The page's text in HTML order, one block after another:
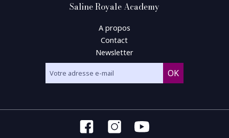
Saline Royale Academy
A propos
Contact
Newsletter